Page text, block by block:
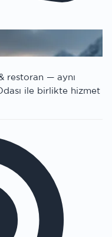
restoran — aynı
ile birlikte hizmet